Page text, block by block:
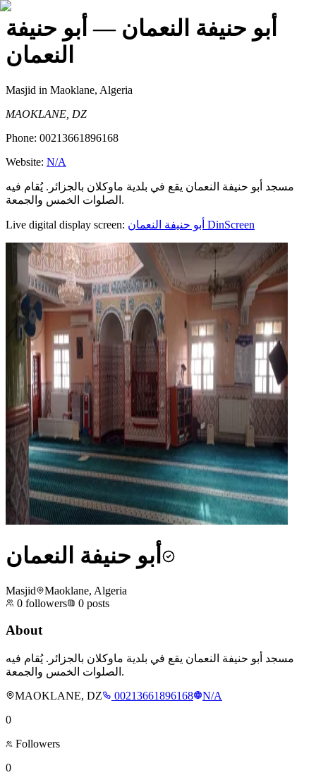
أبو حنيفة النعمان — أبو حنيفة
النعمان
Masjid in Maoklane, Algeria
MAOKLANE, DZ
Phone: 00213661896168
Website: N/A
مسجد أبو حنيفة النعمان يقع في بلدية ماوكلان بالجزائر. يُقام فيه
الصلوات الخمس والجمعة.
Live digital display screen: أبو حنيفة النعمان DinScreen
أبو حنيفة النعمان
Masjid
Maoklane, Algeria
0 followers 0 posts
About
مسجد أبو حنيفة النعمان يقع في بلدية ماوكلان بالجزائر. يُقام فيه
الصلوات الخمس والجمعة.
MAOKLANE, DZ
00213661896168
N/A
0
Followers
0